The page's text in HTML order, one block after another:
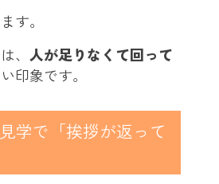
す。
、 人が足りなくて回って
印象です。
学で「挨拶が返って